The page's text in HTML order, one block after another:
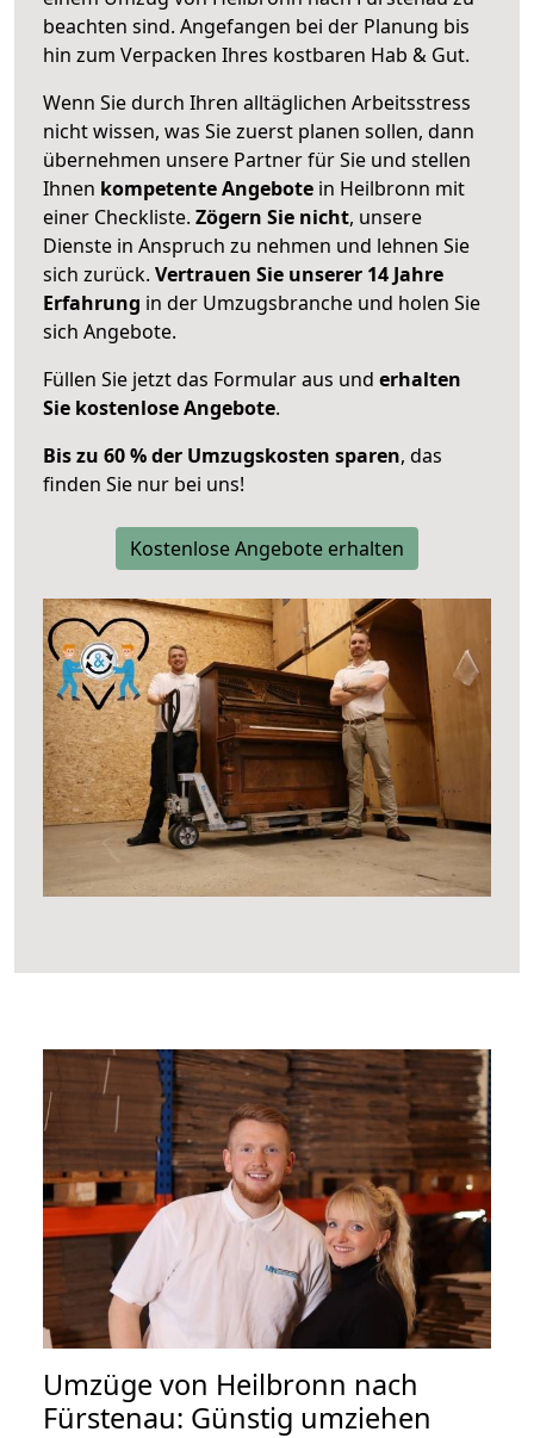
beachten sind. Angefangen bei der Planung bis
hin zum Verpacken Ihres kostbaren Hab & Gut.
Wenn Sie durch Ihren alltäglichen Arbeitsstress
nicht wissen, was Sie zuerst planen sollen, dann
übernehmen unsere Partner für Sie und stellen
Ihnen kompetente Angebote in Heilbronn mit
einer Checkliste. Zögern Sie nicht, unsere
Dienste in Anspruch zu nehmen und lehnen Sie
sich zurück. Vertrauen Sie unserer 14 Jahre
Erfahrung in der Umzugsbranche und holen Sie
sich Angebote.
Füllen Sie jetzt das Formular aus und erhalten
Sie kostenlose Angebote.
Bis zu 60 % der Umzugskosten sparen, das
finden Sie nur bei uns!
Kostenlose Angebote erhalten
Umzüge von Heilbronn nach
Fürstenau: Günstig umziehen